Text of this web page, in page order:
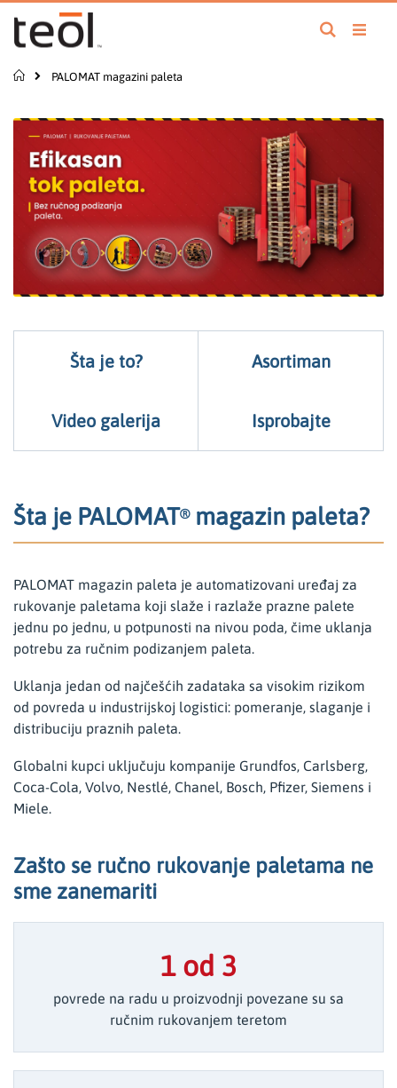
na
sadržaj
Pretraga
Početna
PALOMAT magazini paleta
Šta je to? Asortiman
Video galerija Isprobajte
Šta je PALOMAT®magazin paleta?
PALOMAT magazin paleta je automatizovani uređaj za
rukovanje paletama koji slaže i razlaže prazne palete
jednu po jednu, u potpunosti na nivou poda, čime uklanja
potrebu za ručnim podizanjem paleta.
Uklanja jedan od najčešćih zadataka sa visokim rizikom
od povreda u industrijskoj logistici: pomeranje, slaganje i
distribuciju praznih paleta.
Globalni kupci uključuju kompanije Grundfos, Carlsberg,
Coca-Cola, Volvo, Nestlé, Chanel, Bosch, Pfizer, Siemens i
Miele.
Zašto se ručno rukovanje paletama ne
sme zanemariti
1 od 3
povrede na radu u proizvodnji povezane su sa
ručnim rukovanjem teretom